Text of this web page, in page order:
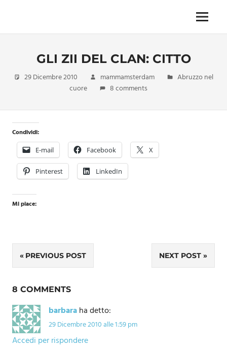
content
imprescindibile,
inevitabile
da
formato
monodose
nuova
confezione
migliorata
Menu
GLI ZII DEL CLAN: CITTO
29 Dicembre 2010 mammamsterdam
Abruzzo nel
cuore
8 comments
Condividi:
E-mail Facebook X
Pinterest LinkedIn
Mi piace:
Navigazione
articoli
PREVIOUS POST NEXT POST
8 COMMENTS
barbaraha detto:
29 Dicembre 2010 alle 1:59 pm
Accedi per rispondere